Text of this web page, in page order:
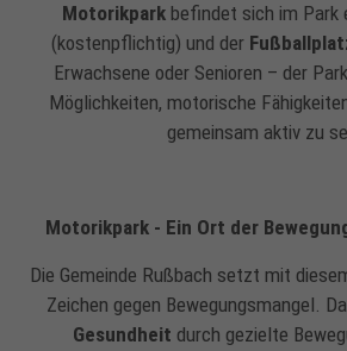
Motorikpark befindet sich im Park
(kostenpflichtig) und der
Erwachsene oder Senioren – der
Möglichkeiten, motorische
gemeinsam aktiv zu
Motorikpark - Ein Ort der
Die Gemeinde Rußbach setzt mit
Zeichen gegen Bewegungsmangel.
Gesundheit durch gezielte